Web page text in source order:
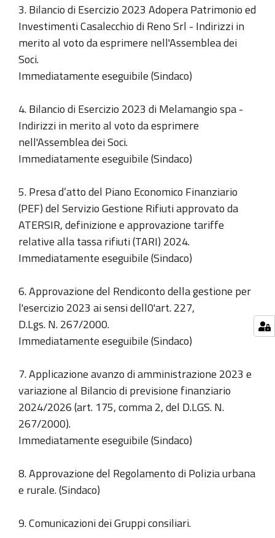
3. Bilancio di Esercizio 2023 Adopera Patrimonio ed
Investimenti Casalecchio di Reno Srl - Indirizzi in
merito al voto da esprimere nell'Assemblea dei
Soci.
Immediatamente eseguibile (Sindaco)
4. Bilancio di Esercizio 2023 di Melamangio spa -
Indirizzi in merito al voto da esprimere
nell'Assemblea dei Soci.
Immediatamente eseguibile (Sindaco)
5. Presa d’atto del Piano Economico Finanziario
(PEF) del Servizio Gestione Rifiuti approvato da
ATERSIR, definizione e approvazione tariffe
relative alla tassa rifiuti (TARI) 2024.
Immediatamente eseguibile (Sindaco)
6. Approvazione del Rendiconto della gestione per
l'esercizio 2023 ai sensi dell0'art. 227,
D.Lgs. N. 267/2000.
Immediatamente eseguibile (Sindaco)
7. Applicazione avanzo di amministrazione 2023 e
variazione al Bilancio di previsione finanziario
2024/2026 (art. 175, comma 2, del D.LGS. N.
267/2000).
Immediatamente eseguibile (Sindaco)
8. Approvazione del Regolamento di Polizia urbana
e rurale. (Sindaco)
9. Comunicazioni dei Gruppi consiliari.